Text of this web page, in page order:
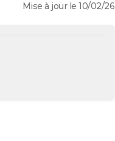
Mise à jour le 10/02/26